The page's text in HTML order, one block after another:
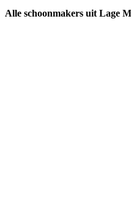
Alle schoonmakers uit Lage